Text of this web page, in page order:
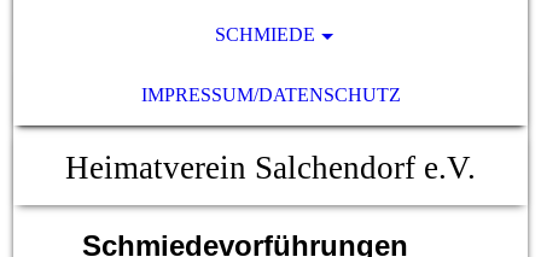
SCHMIEDE
IMPRESSUM/DATENSCHUTZ
Heimatverein Salchendorf e.V.
Schmiedevorführungen